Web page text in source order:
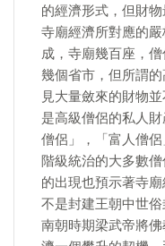
的經濟形式，但財物
寺廟經濟所對應的
成，寺廟幾百座，
幾個省市，但所謂
見大量斂來的財物
是高級僧侶的私人
僧侶」，「富人僧
階級統治的大多數僧
的出現也預示著寺
不是封建王朝中世俗
南朝時期梁武帝將